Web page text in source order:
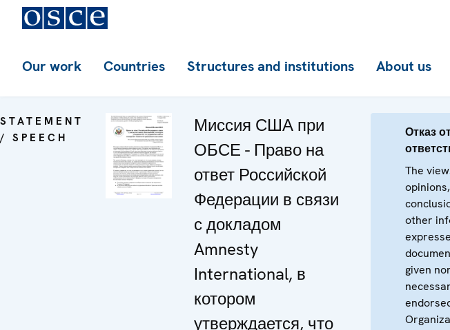
Our work Countries Structures and institutions About us
STATEMENT
/ SPEECH
Миссия США при
ОБСЕ - Право на
ответ Российской
Федерации в связи
с докладом
Amnesty
International, в
котором
утверждается, что
Отказ
The
opinions,
other
given nor